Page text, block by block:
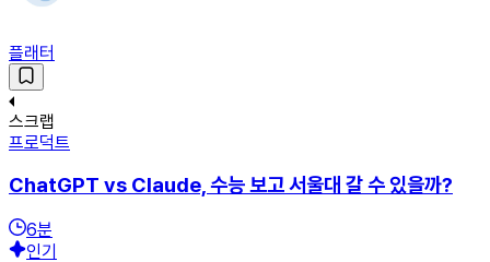
플래터
스크랩
프로덕트
ChatGPT vs Claude, 수능 보고 서울대 갈 수 있을까?
6분
인기